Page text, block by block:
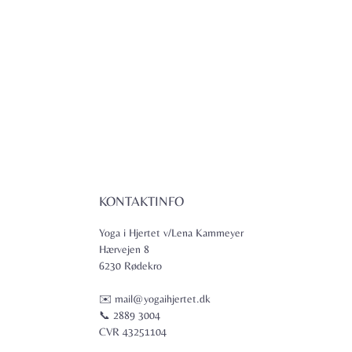
KONTAKTINFO
Yoga i Hjertet v/Lena Kammeyer
Hærvejen 8
6230 Rødekro
✉️ mail@yogaihjertet.dk
📞 2889 3004
CVR 43251104